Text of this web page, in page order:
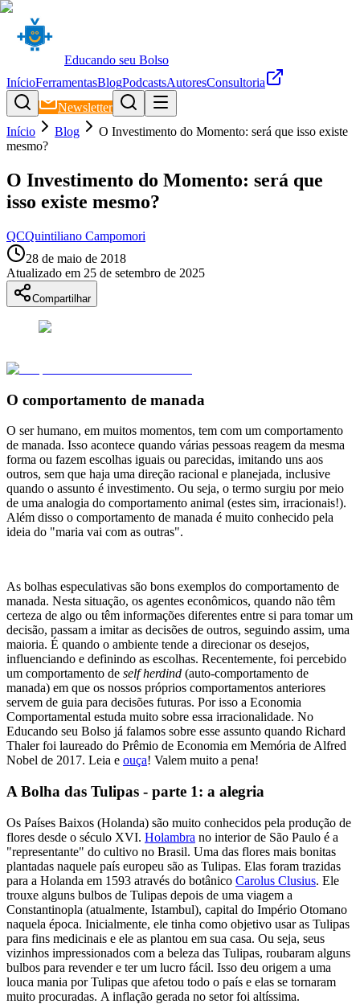
Educando seu Bolso
InícioFerramentasBlogPodcastsAutoresConsultoria
Newsletter
Início
Blog
O Investimento do Momento: será que isso existe
mesmo?
O Investimento do Momento: será que
isso existe mesmo?
QCQuintiliano Campomori
28 de maio de 2018
Atualizado em 25 de setembro de 2025
Compartilhar
O comportamento de manada
O ser humano, em muitos momentos, tem com um comportamento
de manada. Isso acontece quando várias pessoas reagem da mesma
forma ou fazem escolhas iguais ou parecidas, imitando uns aos
outros, sem que haja uma direção racional e planejada, inclusive
quando o assunto é investimento. Ou seja, o termo surgiu por meio
de uma analogia do comportamento animal (estes sim, irracionais!).
Além disso o comportamento de manada é muito conhecido pela
ideia do "maria vai com as outras".
As bolhas especulativas são bons exemplos do comportamento de
manada. Nesta situação, os agentes econômicos, quando não têm
certeza de algo ou têm informações diferentes entre si para tomar um
decisão, passam a imitar as decisões de outros, seguindo assim, uma
maioria. É quando o ambiente tende a direcionar os desejos,
influenciando e definindo as escolhas. Recentemente, foi percebido
um comportamento de self herdind (auto-comportamento de
manada) em que os nossos próprios comportamentos anteriores
servem de guia para decisões futuras. Por isso a Economia
Comportamental estuda muito sobre essa irracionalidade. No
Educando seu Bolso já falamos sobre esse assunto quando Richard
Thaler foi laureado do Prêmio de Economia em Memória de Alfred
Nobel de 2017. Leia e ouça! Valem muito a pena!
A Bolha das Tulipas - parte 1: a alegria
Os Países Baixos (Holanda) são muito conhecidos pela produção de
flores desde o século XVI. Holambra no interior de São Paulo é a
"representante" do cultivo no Brasil. Uma das flores mais bonitas
plantadas naquele país europeu são as Tulipas. Elas foram trazidas
para a Holanda em 1593 através do botânico Carolus Clusius. Ele
trouxe alguns bulbos de Tulipas depois de uma viagem a
Constantinopla (atualmente, Istambul), capital do Império Otomano
naquela época. Inicialmente, ele tinha como objetivo usar as Tulipas
para fins medicinais e ele as plantou em sua casa. Ou seja, seus
vizinhos impressionados com a beleza das Tulipas, roubaram alguns
bulbos para revender e ter um lucro fácil. Isso deu origem a uma
louca mania por Tulipas que afetou todo o país e elas se tornaram
muito procuradas. A inflação gerada no setor foi altíssima.